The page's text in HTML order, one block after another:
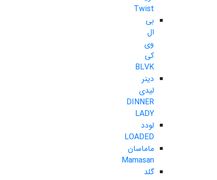
Twist
بی
ال
وی
کی
BLVK
دینر
لیدی
DINNER
LADY
لودد
LOADED
ماماسان
Mamasan
گلد